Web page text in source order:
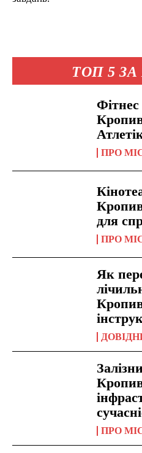
ТОП 5
ПРО
для
ПРО
Як
ПРО